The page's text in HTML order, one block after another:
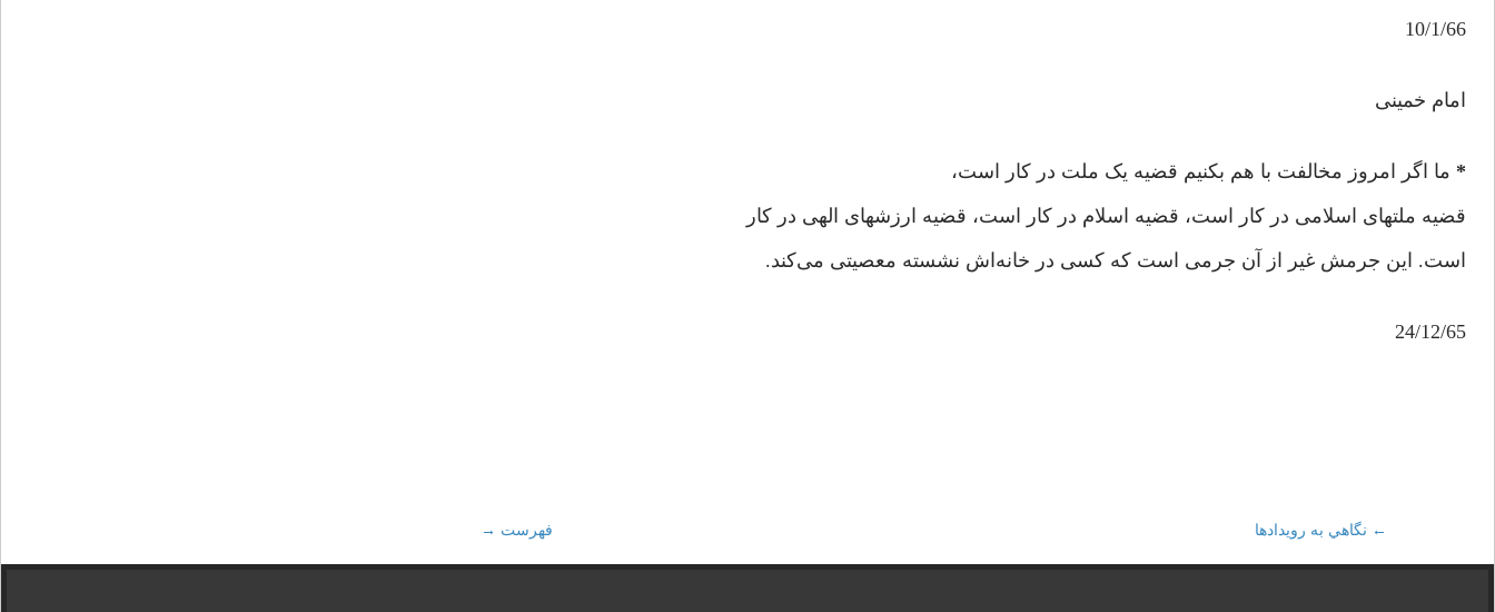
10/1/66
امام خمینی
* ما اگر امروز مخالفت با هم بکنیم قضیه یک ملت در کار است،
قضیه ملتهای اسلامی در کار است، قضیه اسلام در کار است، قضیه ارزشهای الهی در کار
است. این جرمش غیر از آن جرمی است که کسی در خانه‌اش نشسته معصیتی می‌کند.
24/12/65
Post
← نگاهي به رويدادها فهرست →